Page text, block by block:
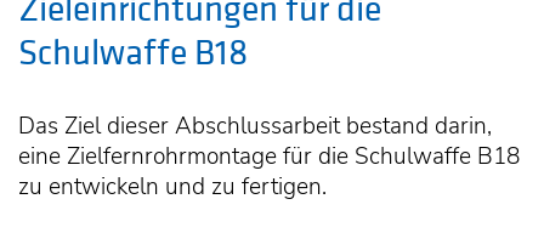
Zieleinrichtungen für die
Schulwaffe B18
Das Ziel dieser Abschlussarbeit bestand darin,
eine Zielfernrohrmontage für die Schulwaffe B18
zu entwickeln und zu fertigen.